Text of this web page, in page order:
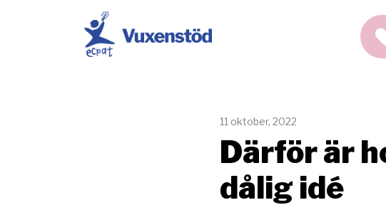
ECPAT Sverige
11 oktober, 2022
Därför är
dålig idé